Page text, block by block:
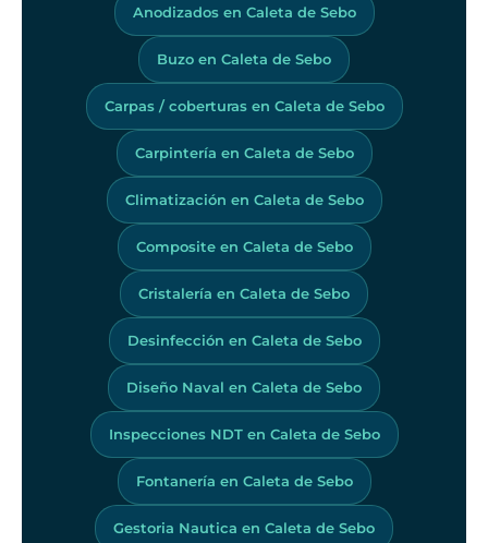
Anodizados en Caleta de Sebo
Buzo en Caleta de Sebo
Carpas / coberturas en Caleta de Sebo
Carpintería en Caleta de Sebo
Climatización en Caleta de Sebo
Composite en Caleta de Sebo
Cristalería en Caleta de Sebo
Desinfección en Caleta de Sebo
Diseño Naval en Caleta de Sebo
Inspecciones NDT en Caleta de Sebo
Fontanería en Caleta de Sebo
Gestoria Nautica en Caleta de Sebo